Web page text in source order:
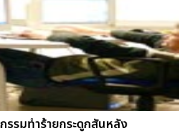
รรมทำร้ายกระดูกสันหลัง